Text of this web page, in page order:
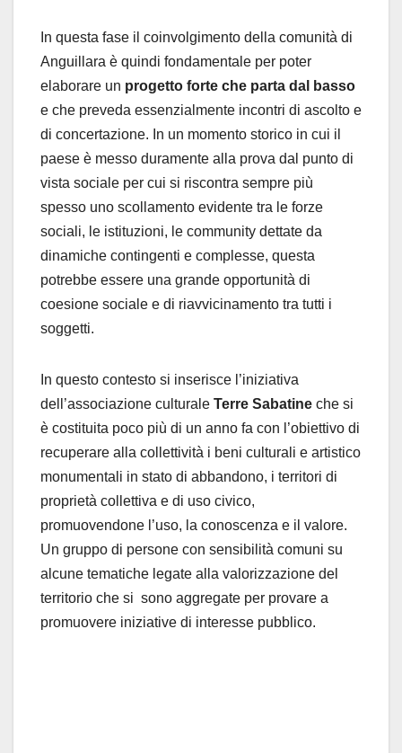
In questa fase il coinvolgimento della comunità di
Anguillara è quindi fondamentale per poter
elaborare un progetto forte che parta dal basso
e che preveda essenzialmente incontri di ascolto e
di concertazione. In un momento storico in cui il
paese è messo duramente alla prova dal punto di
vista sociale per cui si riscontra sempre più
spesso uno scollamento evidente tra le forze
sociali, le istituzioni, le community dettate da
dinamiche contingenti e complesse, questa
potrebbe essere una grande opportunità di
coesione sociale e di riavvicinamento tra tutti i
soggetti.
In questo contesto si inserisce l’iniziativa
dell’associazione culturale Terre Sabatine che si
è costituita poco più di un anno fa con l’obiettivo di
recuperare alla collettività i beni culturali e artistico
monumentali in stato di abbandono, i territori di
proprietà collettiva e di uso civico,
promuovendone l’uso, la conoscenza e il valore.
Un gruppo di persone con sensibilità comuni su
alcune tematiche legate alla valorizzazione del
territorio che si sono aggregate per provare a
promuovere iniziative di interesse pubblico.